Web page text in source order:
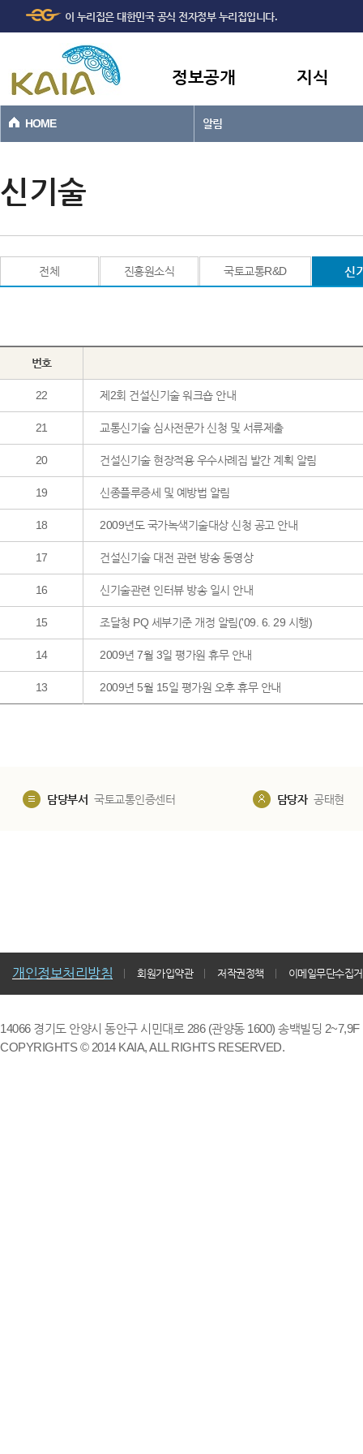
본문바로가기
이 누리집은 대한민국 공식 전자정부 누리집입니다.
정보공개 지식
HOME 알림
신기술
전체 진흥원소식 국토교통R&D 신
번호
22 제2회 건설신기술 워크숍 안내
21 교통신기술 심사전문가 신청 및 서류제출
20 건설신기술 현장적용 우수사례집 발간 계획 알림
19 신종플루증세 및 예방법 알림
18 2009년도 국가녹색기술대상 신청 공고 안내
17 건설신기술 대전 관련 방송 동영상
16 신기술관련 인터뷰 방송 일시 안내
15 조달청 PQ 세부기준 개정 알림('09. 6. 29 시행)
14 2009년 7월 3일 평가원 휴무 안내
13 2009년 5월 15일 평가원 오후 휴무 안내
담당부서 국토교통인증센터 담당자 공태현
개인정보처리방침 회원가입약관 저작권정책 이메일무단수집
14066 경기도 안양시 동안구 시민대로 286 (관양동 1600) 송백빌딩
COPYRIGHTS © 2014 KAIA, ALL RIGHTS RESERVED.